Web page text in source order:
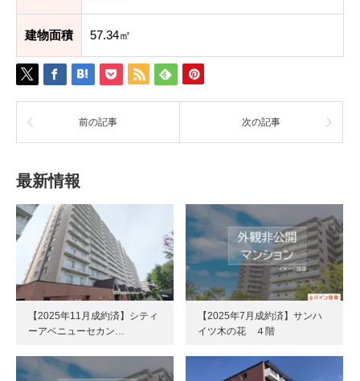
建物面積 57.34㎡
前の記事 次の記事
最新情報
【2025年11月成約済】シティ
ーアベニューセカン…
【2025年7月成約済】サンハ
イツ木の花 ４階